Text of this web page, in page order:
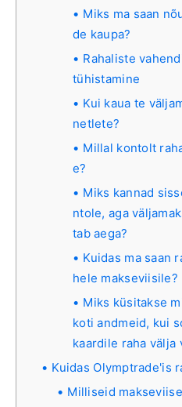
Miks ma saan
de kaupa?
Rahaliste
tühistamine
Kui kaua te
netlete?
Millal kontolt
e?
Miks kannad
ntole, aga
tab aega?
Kuidas ma saan
hele makseviisile?
Miks küsitakse
koti andmeid, kui
kaardile raha välja
Kuidas Olymptrade'is
Milliseid